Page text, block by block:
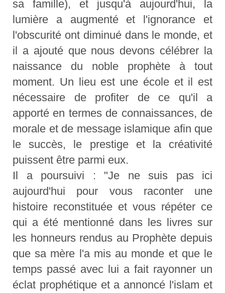
sa famille), et jusqu'à aujourd'hui, la
lumière a augmenté et l'ignorance et
l'obscurité ont diminué dans le monde, et
il a ajouté que nous devons célébrer la
naissance du noble prophète à tout
moment. Un lieu est une école et il est
nécessaire de profiter de ce qu'il a
apporté en termes de connaissances, de
morale et de message islamique afin que
le succès, le prestige et la créativité
puissent être parmi eux.
Il a poursuivi : "Je ne suis pas ici
aujourd'hui pour vous raconter une
histoire reconstituée et vous répéter ce
qui a été mentionné dans les livres sur
les honneurs rendus au Prophète depuis
que sa mère l'a mis au monde et que le
temps passé avec lui a fait rayonner un
éclat prophétique et a annoncé l'islam et